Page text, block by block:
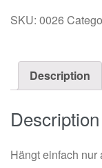
SKU: 0026
Description
Description
Hängt einfach nur